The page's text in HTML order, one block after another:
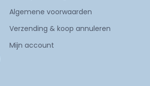
Algemene voorwaarden
Verzending & koop annuleren
Mijn account